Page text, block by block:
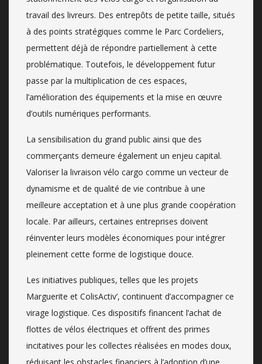
travail des livreurs. Des entrepôts de petite taille, situés
à des points stratégiques comme le Parc Cordeliers,
permettent déjà de répondre partiellement à cette
problématique. Toutefois, le développement futur
passe par la multiplication de ces espaces,
l’amélioration des équipements et la mise en œuvre
d’outils numériques performants.
La sensibilisation du grand public ainsi que des
commerçants demeure également un enjeu capital.
Valoriser la livraison vélo cargo comme un vecteur de
dynamisme et de qualité de vie contribue à une
meilleure acceptation et à une plus grande coopération
locale. Par ailleurs, certaines entreprises doivent
réinventer leurs modèles économiques pour intégrer
pleinement cette forme de logistique douce.
Les initiatives publiques, telles que les projets
Marguerite et ColisActiv’, continuent d’accompagner ce
virage logistique. Ces dispositifs financent l’achat de
flottes de vélos électriques et offrent des primes
incitatives pour les collectes réalisées en modes doux,